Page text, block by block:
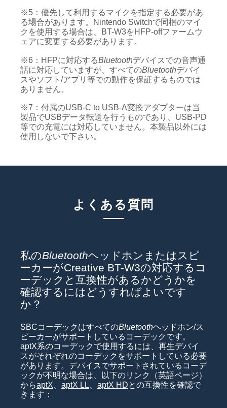
※5：優先して利用するマイクを指定する必要があ
る場合があります。Nintendo Switchで同梱のマイ
クを使用する場合は、BT-W3をHFP-offファームウ
ェアに変更する必要があります。
※6：HFPに対応するBluetoothデバイスでの音声通
話に対応していますが、すべてのBluetoothデバイ
スやソフト/アプリ等での動作を保証するものでは
ありません。
※7：付属のUSB-C to USB-A変換アダプターは当
製品でUSBデータ転送を行うものであり、USB-PD
等での充電には対応していません。本製品以外には
使用しないで下さい。
よくある質問
私のBluetoothヘッドホンまたはスピ
ーカーがCreative BT-W3の対応するコ
ーデックと互換性があるかどうかを
確認するにはどうすればよいです
か？
SBCコーデックはすべてのBluetoothヘッドホン/ス
ピーカーがサポートしているコーデックです。
aptX系のコーデックで使用するには、再生デバイ
スがそれぞれのコーデックをサポートしている必要
があります。デバイスでサポートされているコーデ
ックが不明な場合は、以下のリンク（英語ページ）
からaptX aptX LL aptX HDとの互換性を確認で
きます：